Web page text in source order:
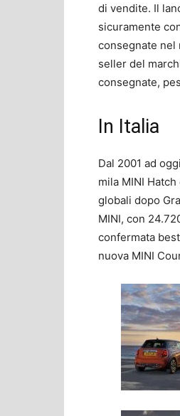
di vendite. Il
sicuramente
consegnate nel
seller del
consegnate,
In Italia
Dal 2001 ad
mila MINI
globali dopo
MINI, con
confermata
nuova MINI